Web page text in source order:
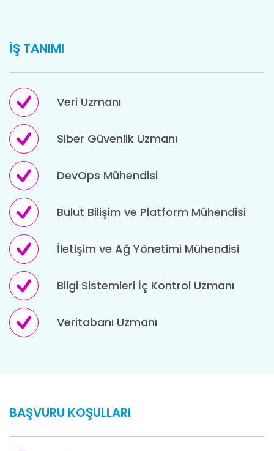
İŞ TANIMI
Veri Uzmanı
Siber Güvenlik Uzmanı
DevOps Mühendisi
Bulut Bilişim ve Platform Mühendisi
İletişim ve Ağ Yönetimi Mühendisi
Bilgi Sistemleri İç Kontrol Uzmanı
Veritabanı Uzmanı
BAŞVURU KOŞULLARI